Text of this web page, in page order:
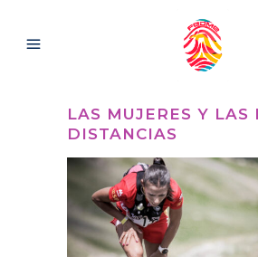
LAS MUJERES Y LAS
DISTANCIAS